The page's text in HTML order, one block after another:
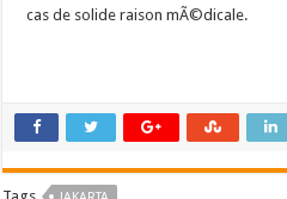
cas de solide raison mÃ©dicale.